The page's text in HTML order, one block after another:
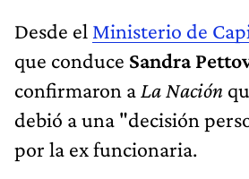
Desde el Ministerio de
que conduce Sandra
confirmaron a La Nación
debió a una "decisión
por la ex funcionaria.